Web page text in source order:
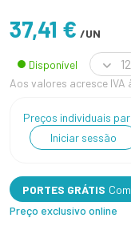
37,41 € /UN
Disponível
Aos valores acresce IVA
Preços individuais
Iniciar sessão
PORTES GRÁTIS
Preço exclusivo online